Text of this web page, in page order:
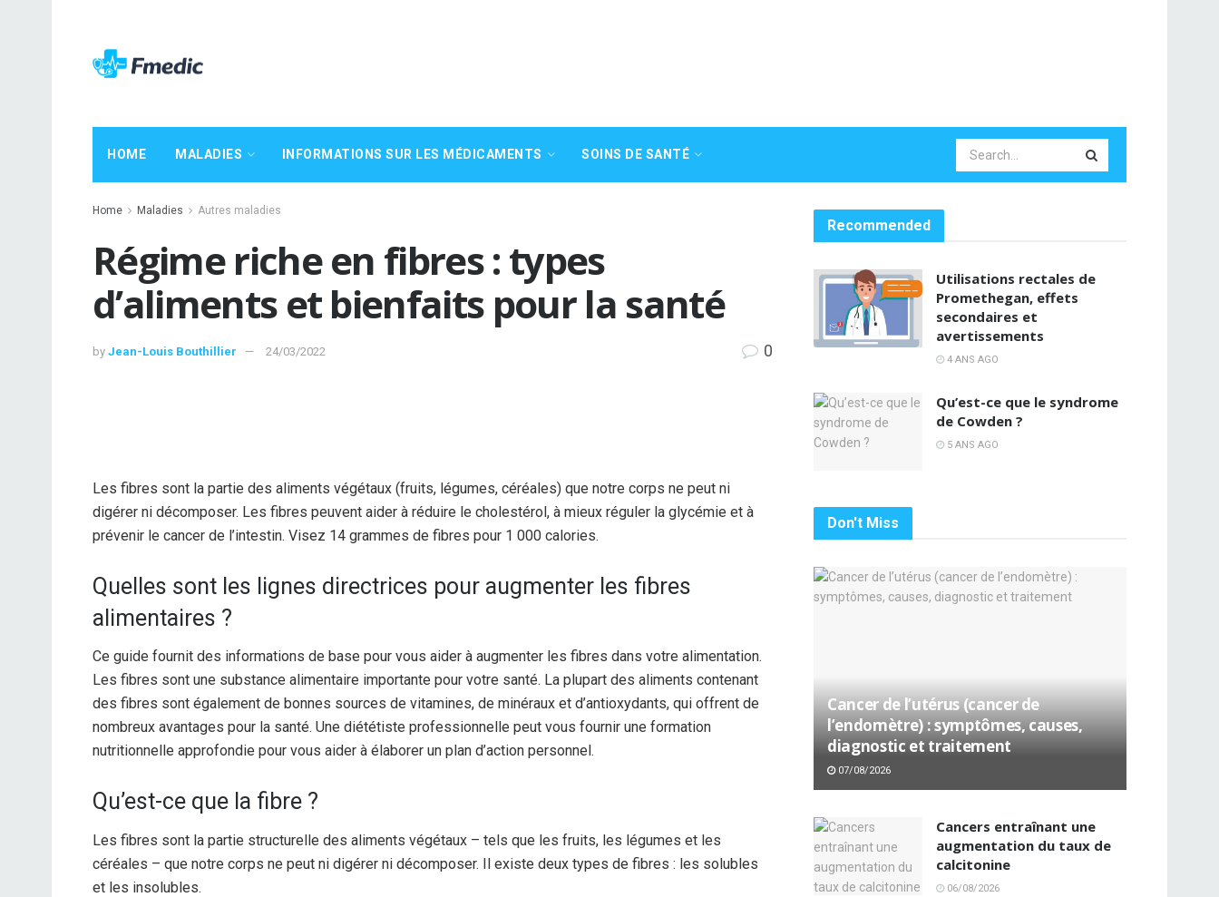
HOME MALADIES INFORMATIONS SUR LES MÉDICAMENTS SOINS DE SANTÉ
Home Maladies Autres maladies
Régime riche en fibres : types
d’aliments et bienfaits pour la santé
by Jean-Louis Bouthillier 24/03/2022 0
Les fibres sont la partie des aliments végétaux (fruits, légumes, céréales) que notre corps ne peut ni
digérer ni décomposer. Les fibres peuvent aider à réduire le cholestérol, à mieux réguler la glycémie et à
prévenir le cancer de l’intestin. Visez 14 grammes de fibres pour 1 000 calories.
Quelles sont les lignes directrices pour augmenter les fibres
alimentaires ?
Ce guide fournit des informations de base pour vous aider à augmenter les fibres dans votre alimentation.
Les fibres sont une substance alimentaire importante pour votre santé. La plupart des aliments contenant
des fibres sont également de bonnes sources de vitamines, de minéraux et d’antioxydants, qui offrent de
nombreux avantages pour la santé. Une diététiste professionnelle peut vous fournir une formation
nutritionnelle approfondie pour vous aider à élaborer un plan d’action personnel.
Qu’est-ce que la fibre ?
Les fibres sont la partie structurelle des aliments végétaux – tels que les fruits, les légumes et les
céréales – que notre corps ne peut ni digérer ni décomposer. Il existe deux types de fibres : les solubles
et les insolubles.
Recommended
Utilisations rectales de
Promethegan, effets
secondaires et
avertissements
4 ANS AGO
Qu’est-ce que le syndrome
de Cowden ?
5 ANS AGO
Don't Miss
Cancer de l’utérus (cancer de
l’endomètre) : symptômes, causes,
diagnostic et traitement
07/08/2026
Cancers entraînant une
augmentation du taux de
calcitonine
06/08/2026